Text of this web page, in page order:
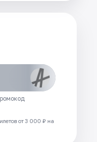
от 3 000 ₽ на